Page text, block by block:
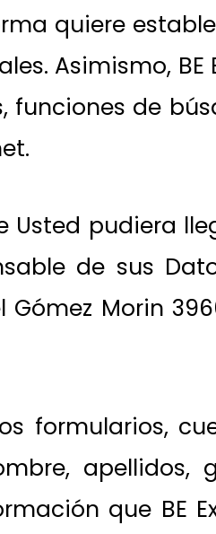
quiere
Asimismo,
funciones de
Usted pudiera
de sus
Morin
formularios,
apellidos,
que BE